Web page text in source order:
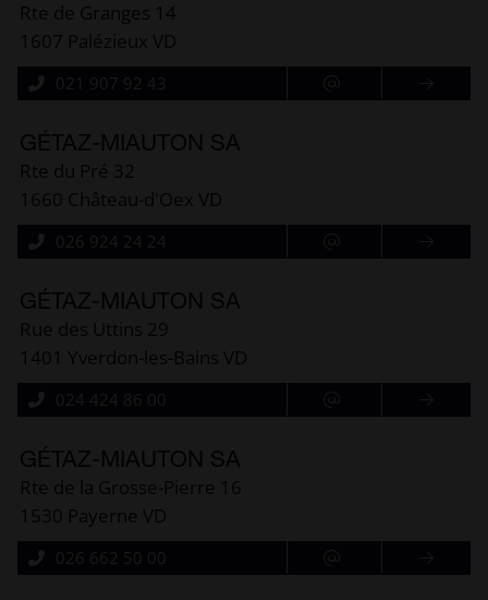
Rte de Granges 14
1607 Palézieux VD
021 907 92 43
GÉTAZ-MIAUTON SA
Rte du Pré 32
1660 Château-d'Oex VD
026 924 24 24
GÉTAZ-MIAUTON SA
Rue des Uttins 29
1401 Yverdon-les-Bains VD
024 424 86 00
GÉTAZ-MIAUTON SA
Rte de la Grosse-Pierre 16
1530 Payerne VD
026 662 50 00